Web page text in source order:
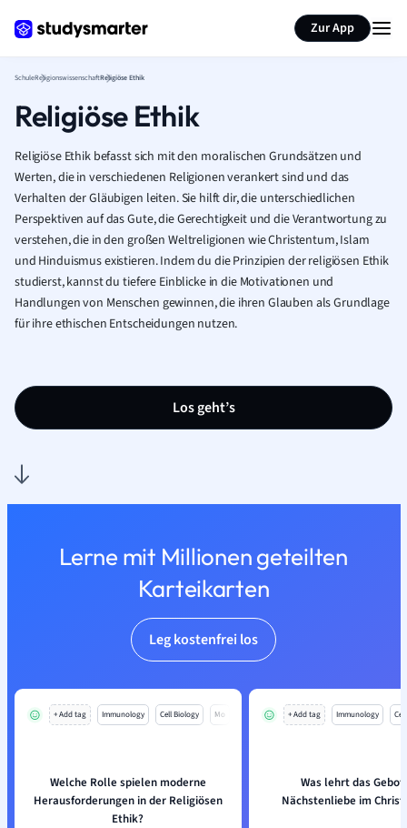
Zur App
SchuleReligionswissenschaftReligiöse Ethik
Religiöse Ethik
Religiöse Ethik befasst sich mit den moralischen Grundsätzen und
Werten, die in verschiedenen Religionen verankert sind und das
Verhalten der Gläubigen leiten. Sie hilft dir, die unterschiedlichen
Perspektiven auf das Gute, die Gerechtigkeit und die Verantwortung zu
verstehen, die in den großen Weltreligionen wie Christentum, Islam
und Hinduismus existieren. Indem du die Prinzipien der religiösen Ethik
studierst, kannst du tiefere Einblicke in die Motivationen und
Handlungen von Menschen gewinnen, die ihren Glauben als Grundlage
für ihre ethischen Entscheidungen nutzen.
Los geht’s
Lerne mit Millionen geteilten
Karteikarten
Leg kostenfrei los
+ Add tag Immunology Cell Biology Mo
Welche Rolle spielen moderne
Herausforderungen in der Religiösen
Ethik?
+ Add tag Immunology
Was lehrt das
Nächstenliebe im
Seite zusammenfassen